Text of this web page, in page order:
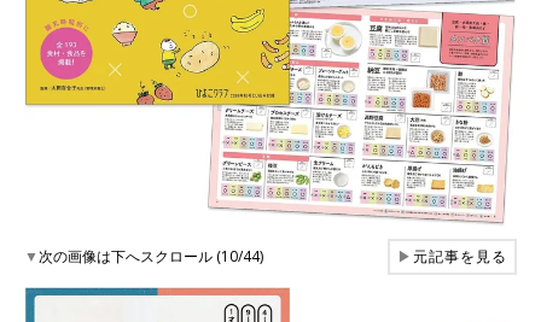
▼次の画像は下へスクロール (10/44) ▶元記事を見る